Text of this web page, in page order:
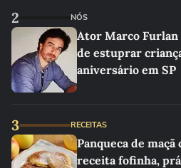
2 NÓS
Ator Marco
de estuprar
aniversário em SP
3 RECEITAS
Panqueca de
receita fofinha,